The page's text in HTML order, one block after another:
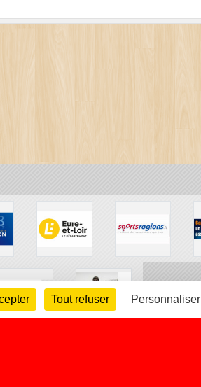
Tout refuser Personnaliser